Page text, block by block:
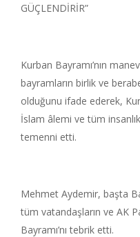
GÜÇLENDİRİR”
Kurban Bayramı’nın
bayramların birlik ve
olduğunu ifade ederek,
İslam âlemi ve tüm
temenni etti.
Mehmet Aydemir, başta
tüm vatandaşların ve AK
Bayramı’nı tebrik etti.